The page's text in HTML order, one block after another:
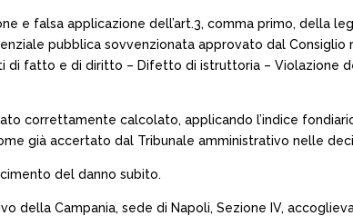
e falsa applicazione dell’art.3, comma primo, della
pubblica sovvenzionata approvato dal
di fatto e di diritto – Difetto di istruttoria – Violazione
correttamente calcolato, applicando l’indice
già accertato dal Tribunale amministrativo nelle
del danno subito.
della Campania, sede di Napoli, Sezione IV,